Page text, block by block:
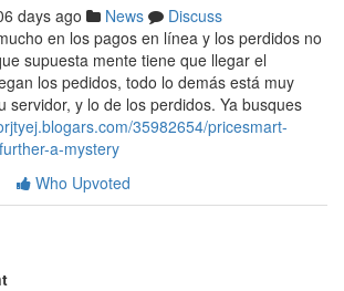
days ago News
Discuss
en los pagos en línea y los perdidos no
supuesta mente tiene que llegar el
los pedidos, todo lo demás está muy
servidor, y lo de los perdidos. Ya busques
35982654/pricesmart-
a-mystery
Who Upvoted